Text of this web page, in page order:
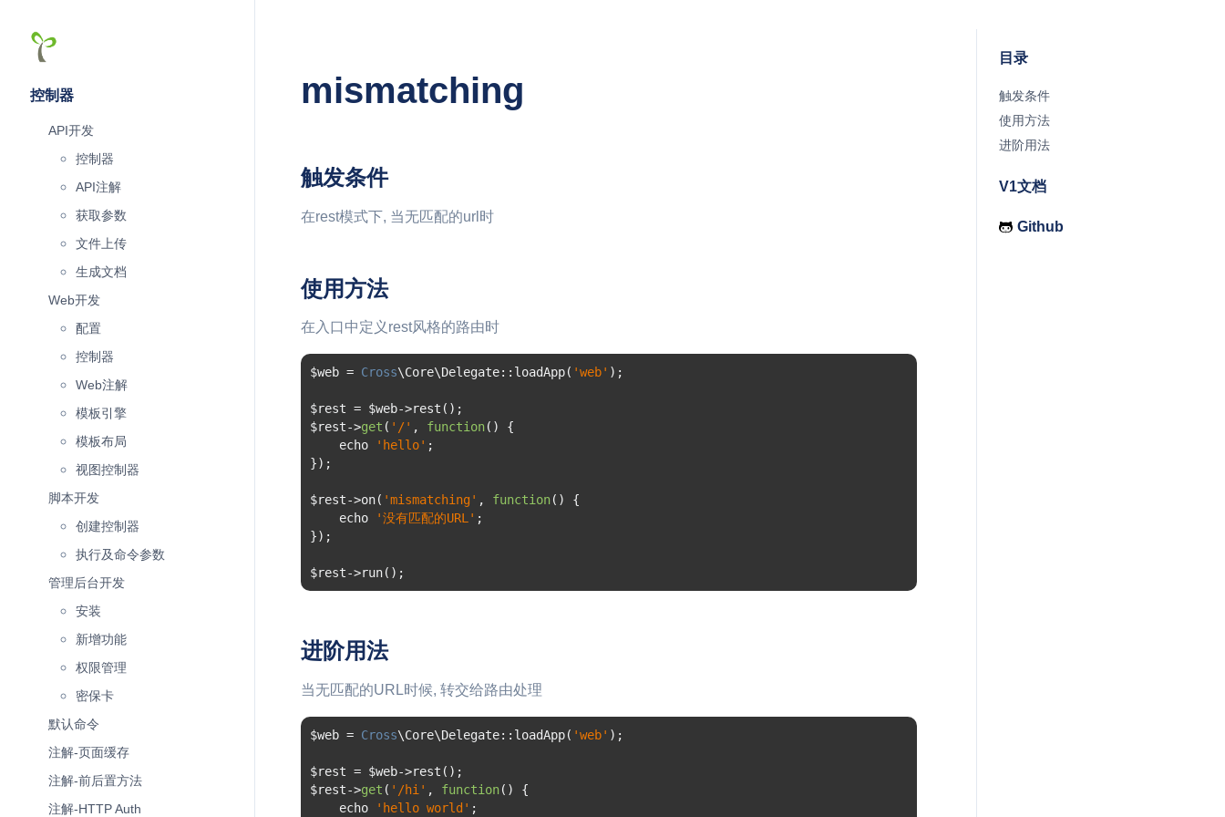
控制器
API开发
控制器
API注解
获取参数
文件上传
生成文档
Web开发
配置
控制器
Web注解
模板引擎
模板布局
视图控制器
脚本开发
创建控制器
执行及命令参数
管理后台开发
安装
新增功能
权限管理
密保卡
默认命令
注解-页面缓存
注解-前后置方法
注解-HTTP Auth
mismatching
触发条件
在rest模式下, 当无匹配的url时
使用方法
在入口中定义rest风格的路由时
$web = Cross\Core\Delegate:: loadApp( 'web' );
$rest = $web->rest ();
$rest->get ( '/' , function()
{
    echo
'hello' ;
});
$rest->on( 'mismatching' , function()
{
    echo
'没有匹配的URL' ;
});
$rest->run();
进阶用法
当无匹配的URL时候, 转交给路由处理
$web = Cross\Core\Delegate:: loadApp( 'web' );
$rest = $web->rest ();
$rest->get ( '/hi' , function()
{
    echo
'hello world' ;
目录
触发条件
使用方法
进阶用法
V1文档
Github